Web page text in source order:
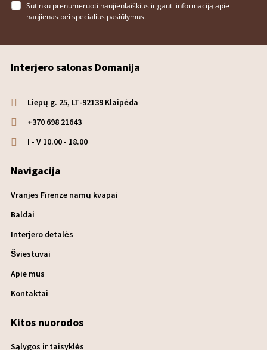
Sutinku prenumeruoti naujienlaiškius ir gauti informaciją apie
naujienas bei specialius pasiūlymus.
Interjero salonas Domanija
Liepų g. 25, LT-92139 Klaipėda
+370 698 21643
I - V 10.00 - 18.00
Navigacija
Vranjes Firenze namų kvapai
Baldai
Interjero detalės
Šviestuvai
Apie mus
Kontaktai
Kitos nuorodos
Sąlygos ir taisyklės